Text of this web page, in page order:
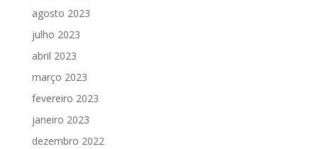
agosto 2023
julho 2023
abril 2023
março 2023
fevereiro 2023
janeiro 2023
dezembro 2022